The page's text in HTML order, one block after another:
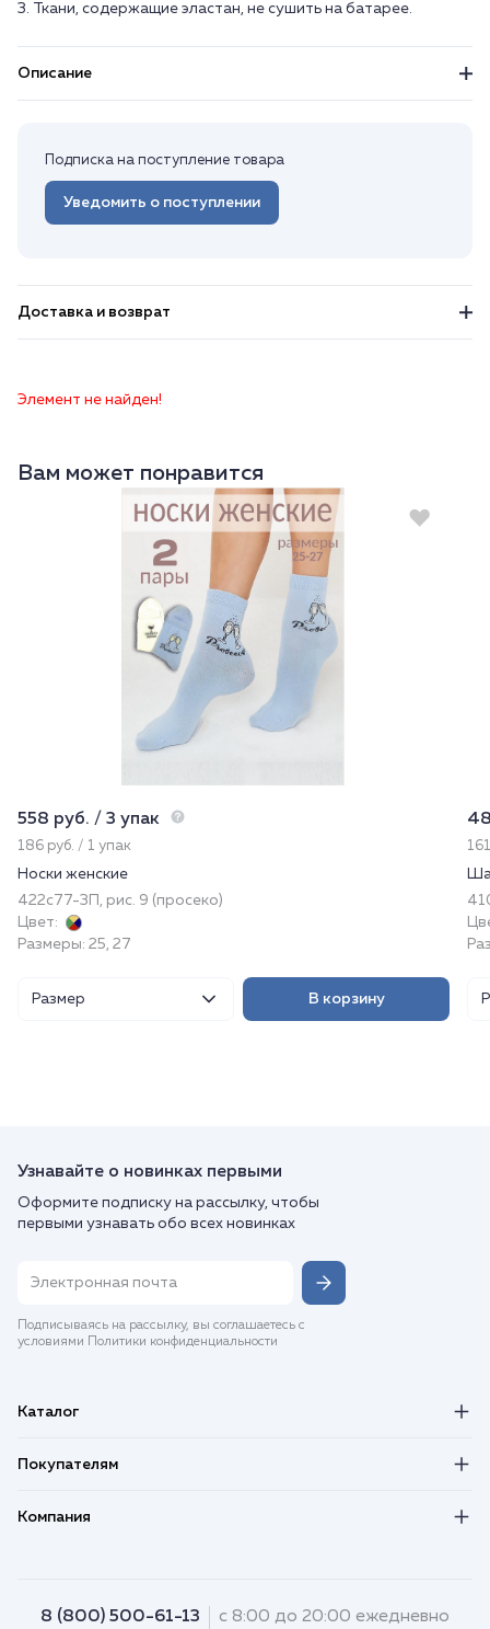
3. Ткани, содержащие эластан, не сушить на батарее.
Описание
Подписка на поступление товара
Уведомить о поступлении
Доставка и возврат
Элемент не найден!
Вам может понравится
558 руб. / 3 упак
186 руб. / 1 упак
Носки женские
422с77-3П, рис. 9 (просеко)
Цвет:
Размеры: 25, 27
Размер В корзину
Узнавайте о новинках первыми
Оформите подписку на рассылку, чтобы
первыми узнавать обо всех новинках
Подписываясь на рассылку, вы соглашаетесь с
условиями Политики конфиденциальности
Каталог
Покупателям
Компания
8 (800) 500-61-13 с 8:00 до 20:00 ежедневно